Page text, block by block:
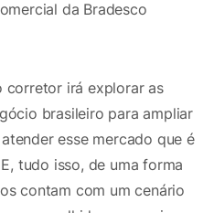
da Bradesco
corretor irá explorar as
brasileiro para ampliar
esse mercado que é
tudo isso, de uma forma
contam com um cenário